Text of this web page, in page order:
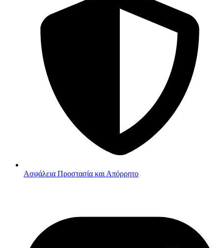
Ασφάλεια Προστασία και Απόρρητο